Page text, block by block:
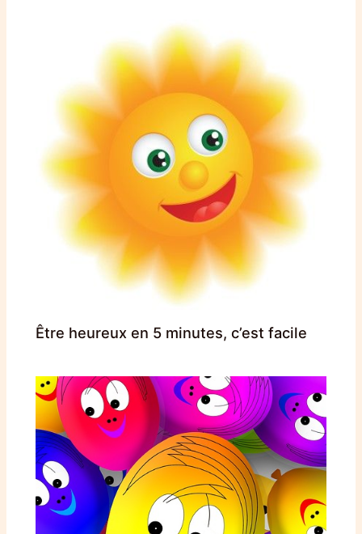
Être heureux en 5 minutes, c’est facile